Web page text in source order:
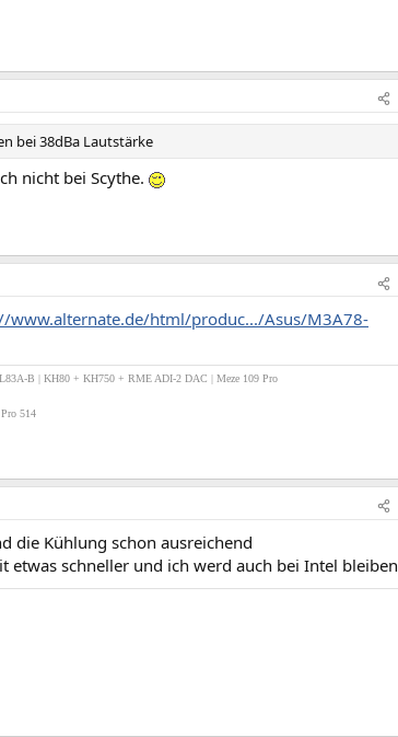
bei 38dBa Lautstärke
nicht bei Scythe.
www.alternate.de/html/produc.../Asus/M3A78-
B | KH80 + KH750 + RME ADI-2 DAC | Meze 109 Pro
514
die Kühlung schon ausreichend
etwas schneller und ich werd auch bei Intel bleiben